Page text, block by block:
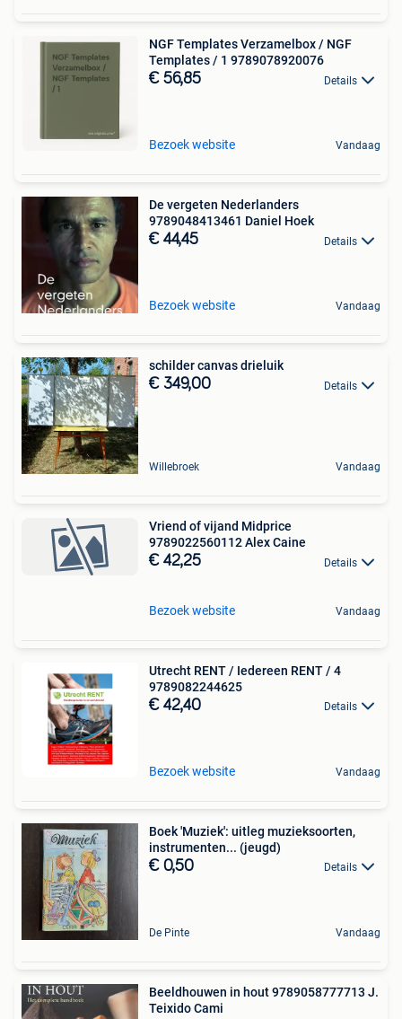
NGF Templates Verzamelbox / NGF
Templates / 1 9789078920076
€ 56,85 Details
Bezoek website Vandaag
De vergeten Nederlanders
9789048413461 Daniel Hoek
€ 44,45 Details
Bezoek website Vandaag
schilder canvas drieluik
€ 349,00 Details
Willebroek Vandaag
Vriend of vijand Midprice
9789022560112 Alex Caine
€ 42,25 Details
Bezoek website Vandaag
Utrecht RENT / Iedereen RENT / 4
9789082244625
€ 42,40 Details
Bezoek website Vandaag
Boek 'Muziek': uitleg muzieksoorten,
instrumenten... (jeugd)
€ 0,50 Details
De Pinte Vandaag
Beeldhouwen in hout 9789058777713 J.
Teixido Cami